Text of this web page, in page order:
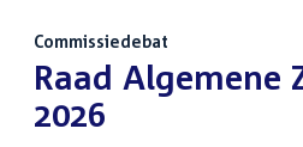
Commissiedebat
:Raad Algemene
2026